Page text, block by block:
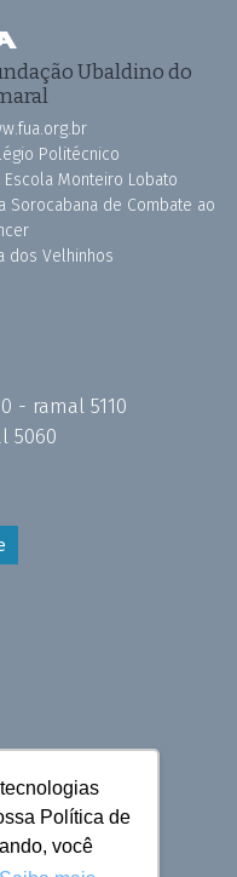
Política de
você
Ubaldino do
Politécnico
Escola Monteiro Lobato
Sorocabana de Combate ao
dos Velhinhos
- ramal 5110
5060